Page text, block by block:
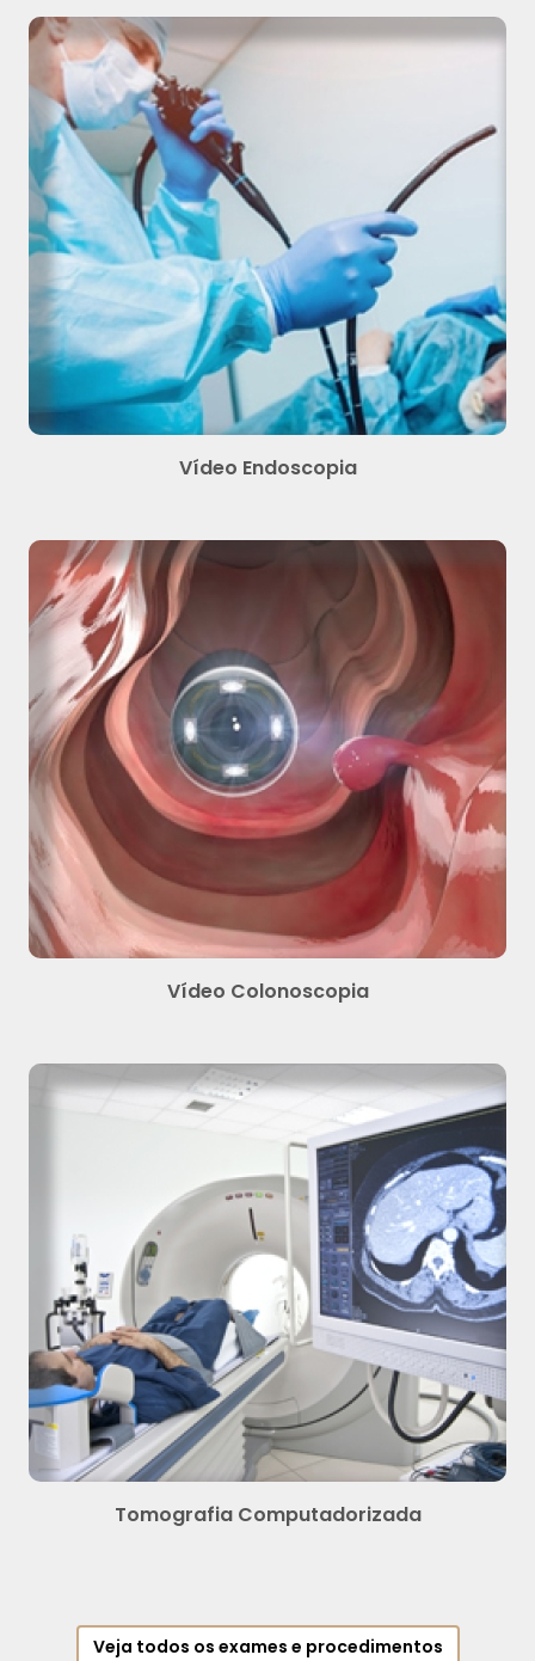
Vídeo Endoscopia
Vídeo Colonoscopia
Tomografia Computadorizada
Veja todos os exames e procedimentos